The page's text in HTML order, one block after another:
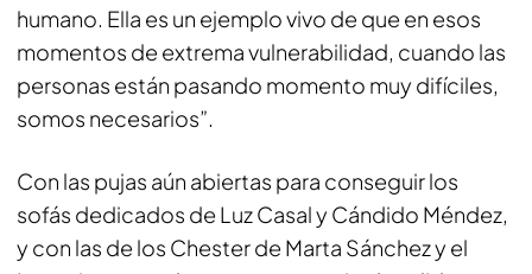
humano. Ella es un ejemplo vivo de que en esos
momentos de extrema vulnerabilidad, cuando las
personas están pasando momento muy difíciles,
somos necesarios”.
Con las pujas aún abiertas para conseguir los
sofás dedicados de Luz Casal y Cándido Méndez,
y con las de los Chester de Marta Sánchez y el